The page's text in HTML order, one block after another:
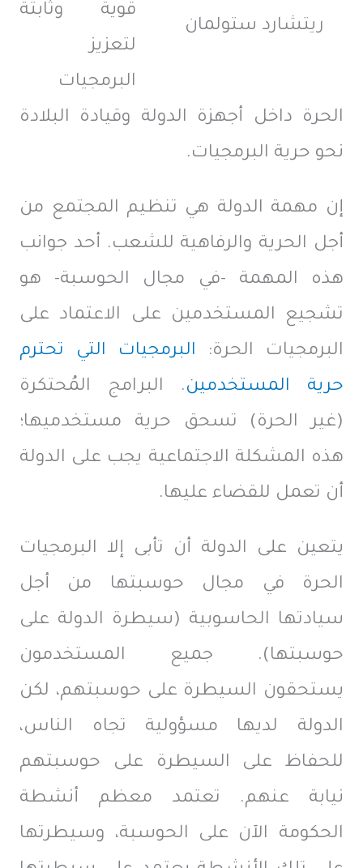
ريتشارد ستولمان
قوية وثابتة
لتعزيز
البرمجيات
الحرة داخل أجهزة الدولة وقيادة البلادة
نحو حرية البرمجيات.
إن مهمة الدولة هي تنظيم المجتمع من
أجل الحرية والرفاهية للشعب. أحد جوانب
هذه المهمة -في مجال الحوسبة- هو
تشجيع المستخدمين على الاعتماد على
البرمجيات الحرة: البرمجيات التي تحترم
حرية المستخدمين. البرامج المُحتكرة
(غير الحرة) تسحق حرية مستخدميها؛
هذه المشكلة الاجتماعية يجب على الدولة
أن تعمل للقضاء عليها.
يتعين على الدولة أن تأبى إلا البرمجيات
الحرة في مجال حوسبتها من أجل
سيادتها الحاسوبية (سيطرة الدولة على
حوسبتها). جميع المستخدمون
يستحقون السيطرة على حوسبتهم، لكن
الدولة لديها مسؤولية تجاه الناس،
للحفاظ على السيطرة على حوسبتهم
نيابة عنهم. تعتمد معظم أنشطة
الحكومة الآن على الحوسبة، وسيطرتها